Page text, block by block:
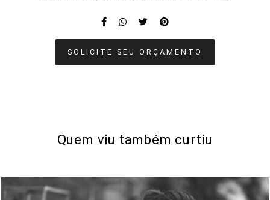
SOLICITE SEU ORÇAMENTO
Quem viu também curtiu